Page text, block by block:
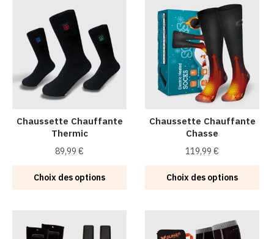
Chaussette Chauffante
Thermic
89,99€
Choix des options
Ce
produit
variations.
Chaussette Chauffante
Chasse
119,99€
Choix des options
Ce
produit
plusieurs
variations.